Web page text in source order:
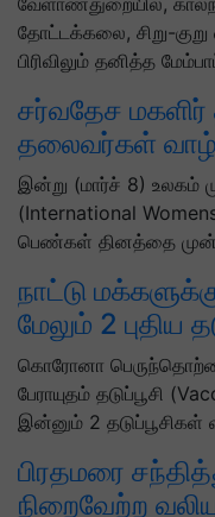
தோட்டக்கலை, சிறு-
பிரிவிலும் தனித்த
சர்வதேச
தலைவர்கள்
இன்று (மார்ச் 8) உலகம்
(International
பெண்கள் தினத்தை
நாட்டு
மேலும் 2 புதிய
கொரோனா
பேராயுதம் தடுப்பூசி
இன்னும் 2 தடுப்பூசிகள்
பிரதமரை
நிறைவேற்ற